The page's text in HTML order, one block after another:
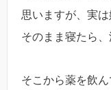
思いますが、実
そのまま寝たら、
そこから薬を飲